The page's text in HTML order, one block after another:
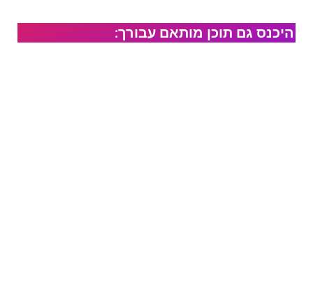
היכנס גם תוכן מותאם עבורך: